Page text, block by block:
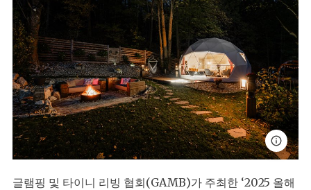
글램핑 및 타이니 리빙 협회(GAMB)가 주최한 ‘2025 올해